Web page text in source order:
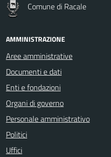
Comune di Racale
AMMINISTRAZIONE
Aree amministrative
Documenti e dati
Enti e fondazioni
Organi di governo
Personale amministrativo
Politici
Uffici